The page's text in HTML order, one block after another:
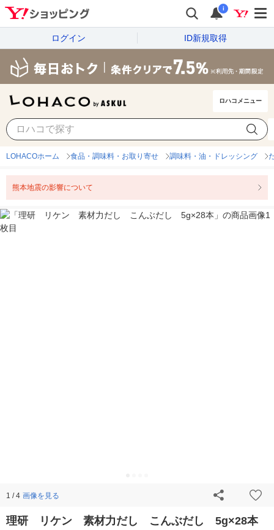
i
ログイン ID新規取得
ロハコメニュー
LOHACOホーム 食品・調味料・お取り寄せ 調味料・油・ドレッシング
熊本地震の影響について
1 / 4 画像を見る
理研 リケン 素材力だし こんぶだし 5g×28本